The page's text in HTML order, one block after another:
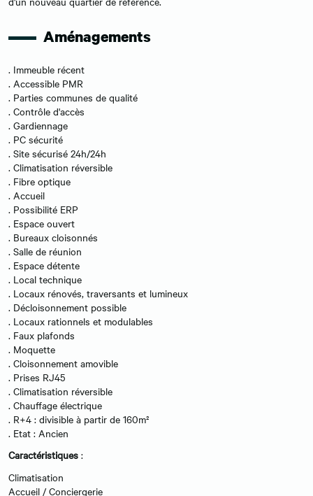
Aménagements
. Immeuble récent
. Accessible PMR
. Parties communes de qualité
. Contrôle d'accès
. Gardiennage
. PC sécurité
. Site sécurisé 24h/24h
. Climatisation réversible
. Fibre optique
. Accueil
. Possibilité ERP
. Espace ouvert
. Bureaux cloisonnés
. Salle de réunion
. Espace détente
. Local technique
. Locaux rénovés, traversants et lumineux
. Décloisonnement possible
. Locaux rationnels et modulables
. Faux plafonds
. Moquette
. Cloisonnement amovible
. Prises RJ45
. Climatisation réversible
. Chauffage électrique
. R+4 : divisible à partir de 160m²
. Etat : Ancien
Caractéristiques :
Climatisation
Accueil / Conciergerie